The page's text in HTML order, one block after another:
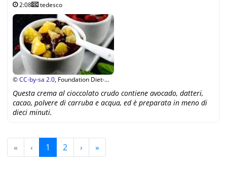
(video)
2:08 tedesco
©CC-by-sa 2.0, Foundation Diet-
Questa crema al cioccolato crudo contiene avocado, datteri,
cacao, polvere di carruba e acqua, ed è preparata in meno di
dieci minuti.
« ‹ 1 2 › »